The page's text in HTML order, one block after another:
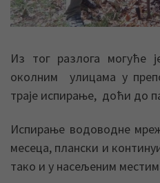
Из тог разлога могуће
околним улицама у
траје испирање, доћи до
Испирање водоводне
месеца, плански и
тако и у насељеним